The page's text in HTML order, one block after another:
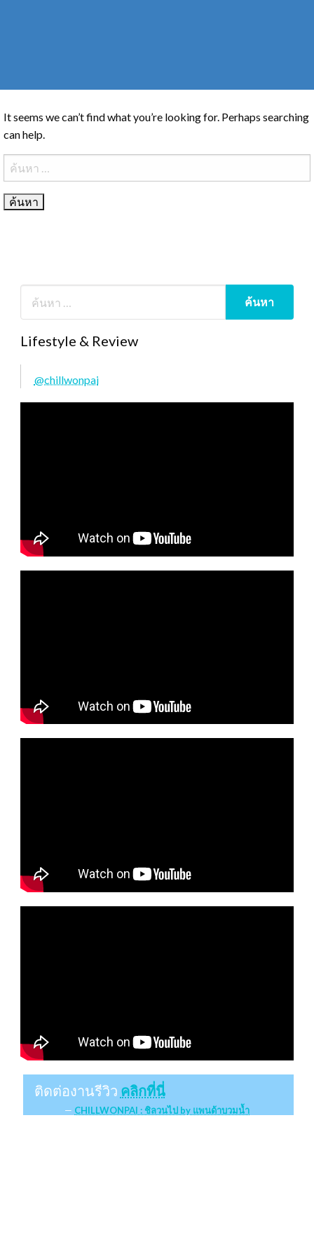
It seems we can’t find what you’re looking for. Perhaps searching
can help.
ค้นหา
สำหรับ:
Lifestyle & Review
@chillwonpai
ติดต่องานรีวิว คลิกที่นี่
CHILLWONPAI : ชิลวนไป by แพนด้าบวมน้ำ